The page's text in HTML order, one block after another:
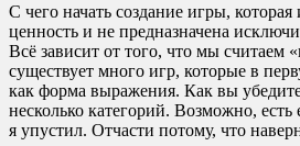
С чего начать создание игры,
ценность и не предназначена
Всё зависит от того, что мы считаем
существует много игр, которые в
как форма выражения. Как вы
несколько категорий. Возможно,
я упустил. Отчасти потому, что